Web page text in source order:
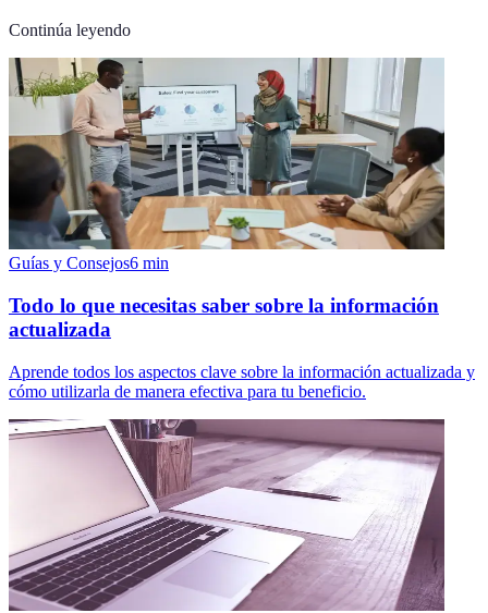
Continúa leyendo
Guías y Consejos6 min
Todo lo que necesitas saber sobre la información
actualizada
Aprende todos los aspectos clave sobre la información actualizada y
cómo utilizarla de manera efectiva para tu beneficio.